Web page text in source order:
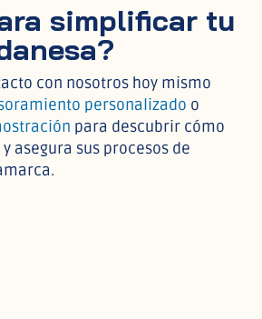
simplificar tu
con nosotros hoy mismo
personalizado o
para descubrir cómo
asegura sus procesos de